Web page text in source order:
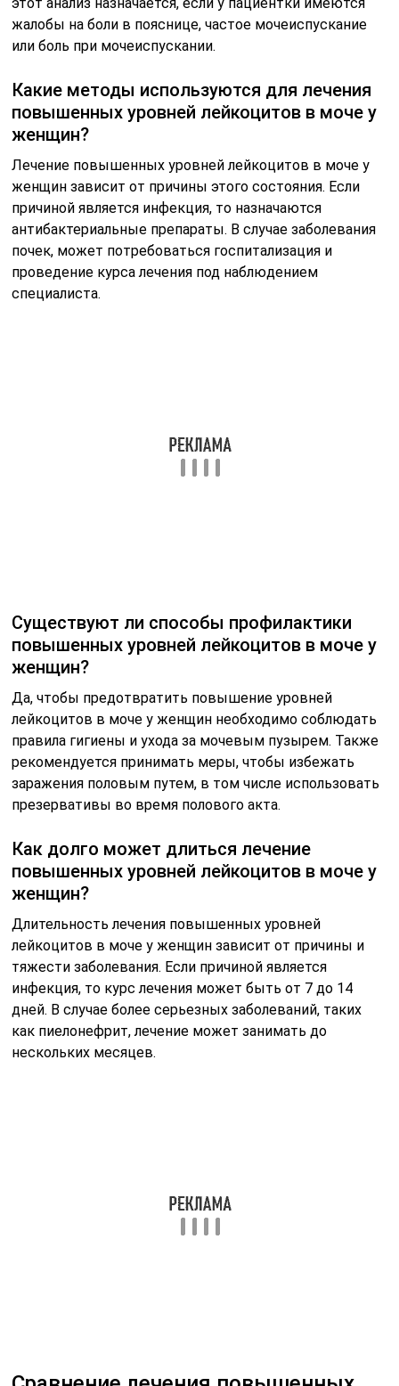
жалобы на боли в пояснице, частое мочеиспускание
или боль при мочеиспускании.
Какие методы используются для лечения
повышенных уровней лейкоцитов в моче у
женщин?
Лечение повышенных уровней лейкоцитов в моче у
женщин зависит от причины этого состояния. Если
причиной является инфекция, то назначаются
антибактериальные препараты. В случае заболевания
почек, может потребоваться госпитализация и
проведение курса лечения под наблюдением
специалиста.
Существуют ли способы профилактики
повышенных уровней лейкоцитов в моче у
женщин?
Да, чтобы предотвратить повышение уровней
лейкоцитов в моче у женщин необходимо соблюдать
правила гигиены и ухода за мочевым пузырем. Также
рекомендуется принимать меры, чтобы избежать
заражения половым путем, в том числе использовать
презервативы во время полового акта.
Как долго может длиться лечение
повышенных уровней лейкоцитов в моче у
женщин?
Длительность лечения повышенных уровней
лейкоцитов в моче у женщин зависит от причины и
тяжести заболевания. Если причиной является
инфекция, то курс лечения может быть от 7 до 14
дней. В случае более серьезных заболеваний, таких
как пиелонефрит, лечение может занимать до
нескольких месяцев.